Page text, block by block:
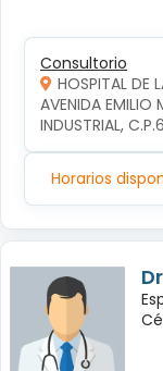
Consultorio
HOSPITAL DE
AVENIDA EMILIO
INDUSTRIAL,
Horarios